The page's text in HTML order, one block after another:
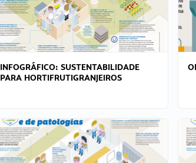
INFOGRÁFICO: SUSTENTABILIDADE
PARA HORTIFRUTIGRANJEIROS